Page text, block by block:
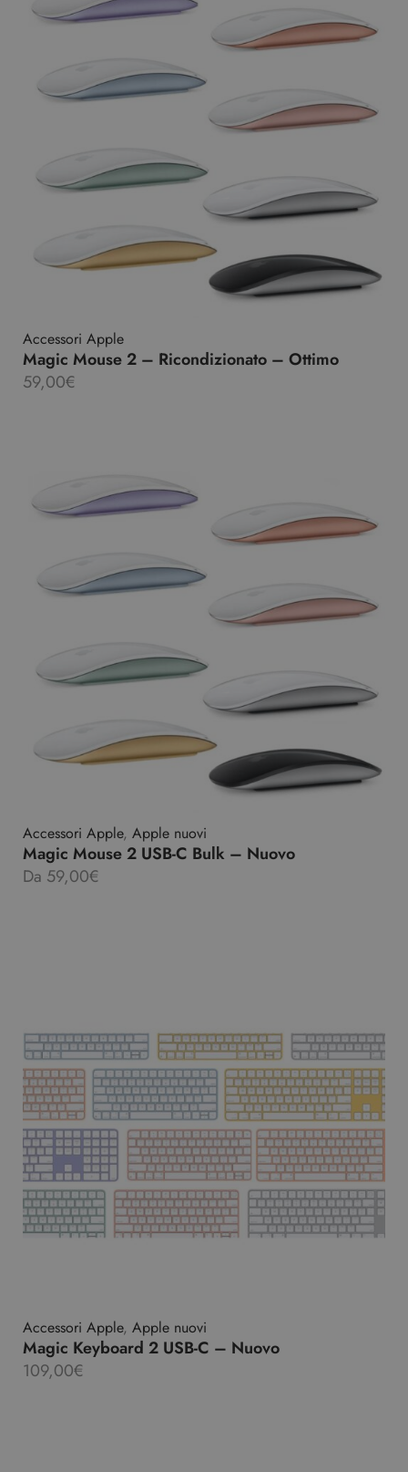
Accessori Apple
Magic Mouse 2 – Ricondizionato – Ottimo
59,00€
Accessori Apple, Apple nuovi
Magic Mouse 2 USB-C Bulk – Nuovo
Da 59,00€
Accessori Apple, Apple nuovi
Magic Keyboard 2 USB-C – Nuovo
109,00€